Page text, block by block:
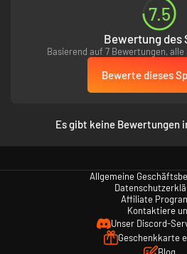
7.5
Bewertung des
Basierend auf 7 Bewertungen,
Bewerte dieses
Es gibt keine Bewertungen
Allgemeine
Affiliate
Kontaktiere
Unser Discord-
Geschenkkarte
Blog